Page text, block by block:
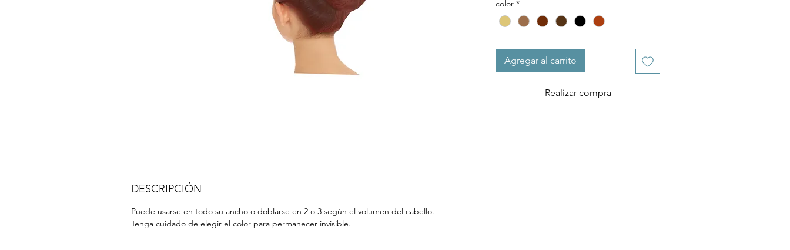
color *
Agregar al carrito
Realizar compra
DESCRIPCIÓN
Puede usarse en todo su ancho o doblarse en 2 o 3 según el volumen del cabello.
Tenga cuidado de elegir el color para permanecer invisible.